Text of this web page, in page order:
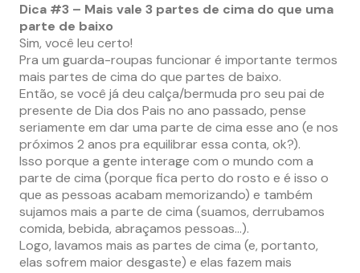
Dica #3 – Mais vale 3 partes de cima do que uma
parte de baixo
Sim, você leu certo!
Pra um guarda-roupas funcionar é importante termos
mais partes de cima do que partes de baixo.
Então, se você já deu calça/bermuda pro seu pai de
presente de Dia dos Pais no ano passado, pense
seriamente em dar uma parte de cima esse ano (e nos
próximos 2 anos pra equilibrar essa conta, ok?).
Isso porque a gente interage com o mundo com a
parte de cima (porque fica perto do rosto e é isso o
que as pessoas acabam memorizando) e também
sujamos mais a parte de cima (suamos, derrubamos
comida, bebida, abraçamos pessoas…).
Logo, lavamos mais as partes de cima (e, portanto,
elas sofrem maior desgaste) e elas fazem mais